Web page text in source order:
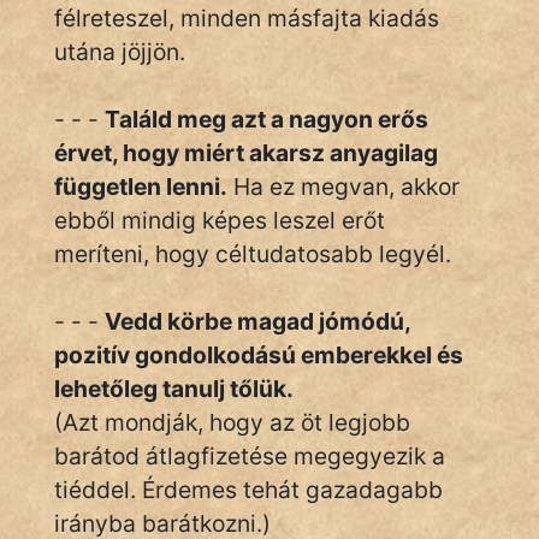
félreteszel, minden másfajta kiadás
utána jöjjön.
- - - Találd meg azt a nagyon erős
érvet, hogy miért akarsz anyagilag
független lenni. Ha ez megvan, akkor
ebből mindig képes leszel erőt
meríteni, hogy céltudatosabb legyél.
- - - Vedd körbe magad jómódú,
pozitív gondolkodású emberekkel és
lehetőleg tanulj tőlük.
(Azt mondják, hogy az öt legjobb
barátod átlagfizetése megegyezik a
tiéddel. Érdemes tehát gazadagabb
irányba barátkozni.)